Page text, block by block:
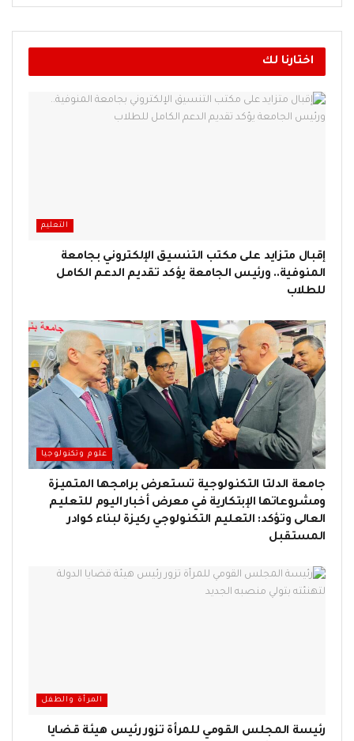
اختارنا لك
التعليم
إقبال متزايد على مكتب التنسيق الإلكتروني بجامعة
المنوفية.. ورئيس الجامعة يؤكد تقديم الدعم الكامل
للطلاب
علوم وتكنولوجيا
جامعة الدلتا التكنولوجية تستعرض برامجها المتميزة
ومشروعاتها الإبتكارية في معرض أخبار اليوم للتعليم
العالى وتؤكد: التعليم التكنولوجي ركيزة لبناء كوادر
المستقبل
المرأة والطفل
رئيسة المجلس القومي للمرأة تزور رئيس هيئة قضايا